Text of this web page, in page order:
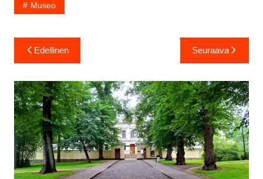
Museo
Artikkelien
selaus
Edellinen Seuraava